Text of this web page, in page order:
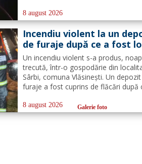
pe carosabil. Pentru evacuarea apei,
pompierii militari din cadrul
Detașamentului Botoșani au...
8 august 2026
Incendiu violent la un
de furaje după ce a fost
de trăsnet
Un incendiu violent s-a produs,
trecută, într-o gospodărie din
Sârbi, comuna Vlăsinești. Un
furaje a fost cuprins de flăcări după
puțin după ora 22:00. La caz s-au
deplasat, în cel mai scurt timp,
8 august 2026 Galerie foto